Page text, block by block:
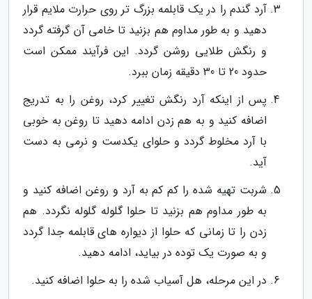
آرد گندم را در یک قابلمه بزرگ تر روی حرارت ملایم قرار
دهید و به طور مداوم هم بزنید تا خامی آن گرفته گردد
و رنگش طلایی روشن گردد. این فرآیند ممکن است
حدود 20 تا 30 دقیقه زمان ببرد.
پس از اینکه آرد رنگش تغییر کرد، روغن را به تدریج
اضافه کنید و به هم زدن ادامه دهید تا روغن به خوبی
با آرد مخلوط گردد و حلوای یکدست و نرمی به دست
آید.
شربت تهیه شده را کم کم به آرد و روغن اضافه کنید و
به طور مداوم هم بزنید تا حلوا گلوله گلوله نگردد. هم
زدن را تا زمانی که حلوا از دیواره های قابلمه جدا گردد
و به صورت یک توده در بیاید، ادامه دهید.
در این مرحله، هل آسیاب شده را به حلوا اضافه کنید.